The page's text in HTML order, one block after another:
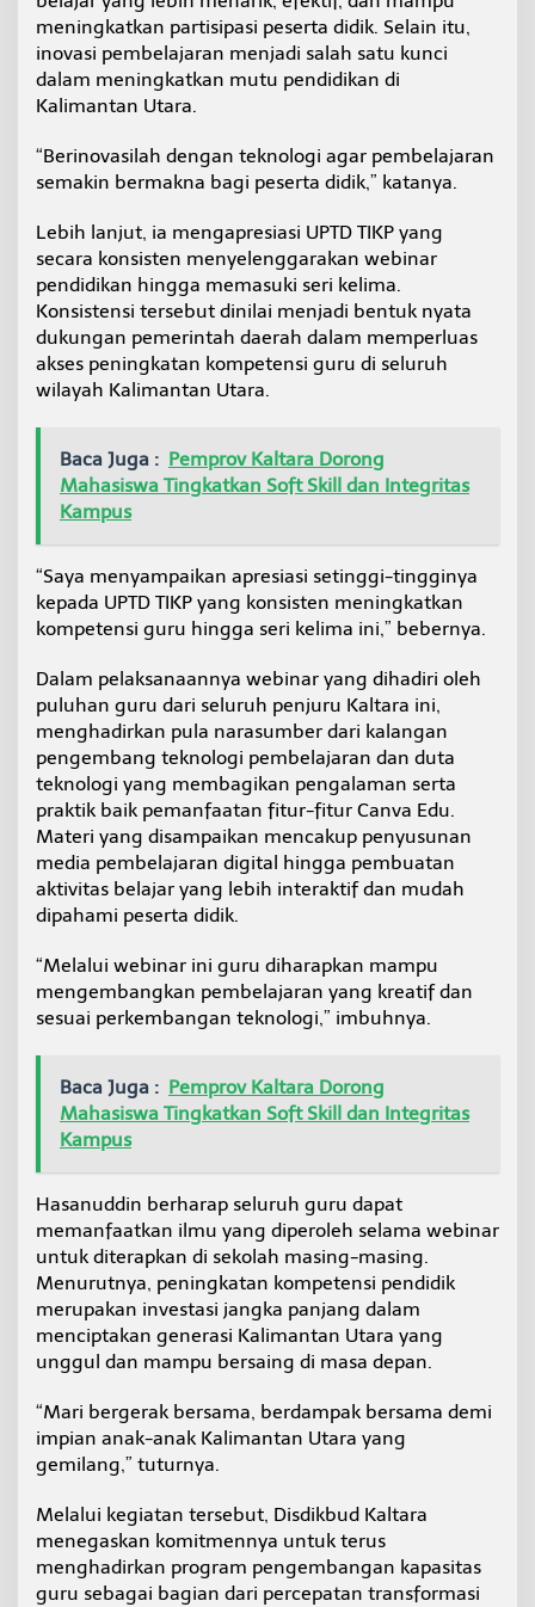
meningkatkan partisipasi peserta didik. Selain itu,
inovasi pembelajaran menjadi salah satu kunci
dalam meningkatkan mutu pendidikan di
Kalimantan Utara.
“Berinovasilah dengan teknologi agar pembelajaran
semakin bermakna bagi peserta didik,” katanya.
Lebih lanjut, ia mengapresiasi UPTD TIKP yang
secara konsisten menyelenggarakan webinar
pendidikan hingga memasuki seri kelima.
Konsistensi tersebut dinilai menjadi bentuk nyata
dukungan pemerintah daerah dalam memperluas
akses peningkatan kompetensi guru di seluruh
wilayah Kalimantan Utara.
Baca Juga : Pemprov Kaltara Dorong
Mahasiswa Tingkatkan Soft Skill dan Integritas
Kampus
“Saya menyampaikan apresiasi setinggi-tingginya
kepada UPTD TIKP yang konsisten meningkatkan
kompetensi guru hingga seri kelima ini,” bebernya.
Dalam pelaksanaannya webinar yang dihadiri oleh
puluhan guru dari seluruh penjuru Kaltara ini,
menghadirkan pula narasumber dari kalangan
pengembang teknologi pembelajaran dan duta
teknologi yang membagikan pengalaman serta
praktik baik pemanfaatan fitur-fitur Canva Edu.
Materi yang disampaikan mencakup penyusunan
media pembelajaran digital hingga pembuatan
aktivitas belajar yang lebih interaktif dan mudah
dipahami peserta didik.
“Melalui webinar ini guru diharapkan mampu
mengembangkan pembelajaran yang kreatif dan
sesuai perkembangan teknologi,” imbuhnya.
Baca Juga : Pemprov Kaltara Dorong
Mahasiswa Tingkatkan Soft Skill dan Integritas
Kampus
Hasanuddin berharap seluruh guru dapat
memanfaatkan ilmu yang diperoleh selama webinar
untuk diterapkan di sekolah masing-masing.
Menurutnya, peningkatan kompetensi pendidik
merupakan investasi jangka panjang dalam
menciptakan generasi Kalimantan Utara yang
unggul dan mampu bersaing di masa depan.
“Mari bergerak bersama, berdampak bersama demi
impian anak-anak Kalimantan Utara yang
gemilang,” tuturnya.
Melalui kegiatan tersebut, Disdikbud Kaltara
menegaskan komitmennya untuk terus
menghadirkan program pengembangan kapasitas
guru sebagai bagian dari percepatan transformasi